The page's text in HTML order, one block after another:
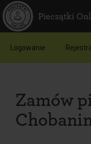
Pieczątki
Logowanie
Zamów